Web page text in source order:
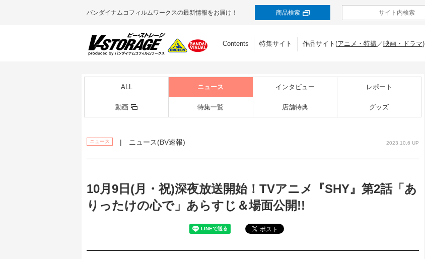
バンダイナムコフィルムワークスの最新情報をお届け！ 商品検索
Contents 特集サイト 作品サイト(アニメ・特撮／映画・ドラマ)
ALL ニュース インタビュー レポート
動画 特集一覧 店舗特典 グッズ
ニュース | ニュース(BV速報) 2023.10.6 UP
10月9日(月・祝)深夜放送開始！TVアニメ『SHY』第2話「あ
りったけの心で」あらすじ＆場面公開!!